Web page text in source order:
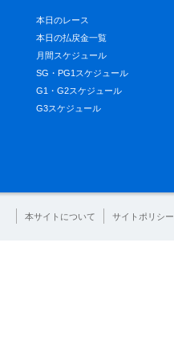
本日のレース
本日の払戻金一覧
月間スケジュール
SG・PG1スケジュール
G1・G2スケジュール
G3スケジュール
本サイトについて サイトポリシー